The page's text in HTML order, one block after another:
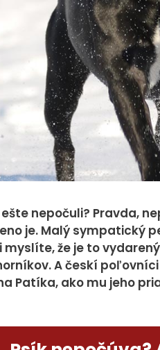
nepočuli? Pravda,
je. Malý sympatický
myslíte, že je to
A českí
Patíka, ako mu jeho